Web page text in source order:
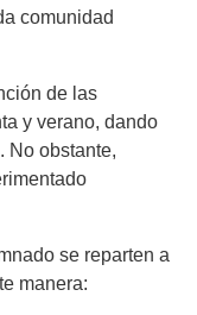
comunidad
de las
y verano, dando
No obstante,
se reparten a
manera: